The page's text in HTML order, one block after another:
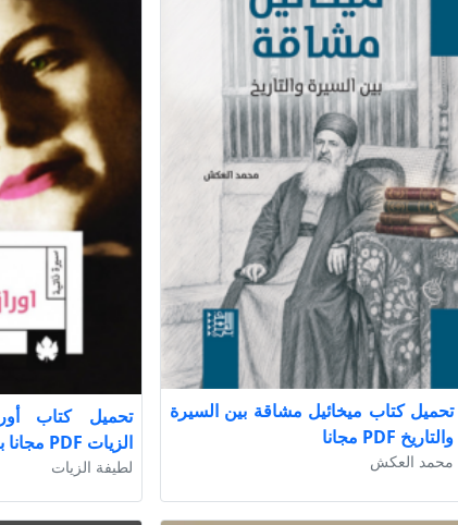
تحميل كتاب ميخائيل مشاقة بين السيرة
والتاريخ PDF مجانا
محمد العكش
تحميل كتاب
الزيات PDF مجانا برابط مباشر
لطيفة الزيات